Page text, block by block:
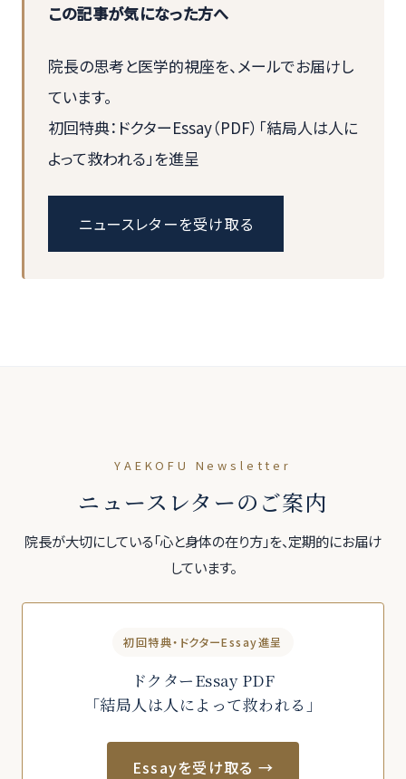
この記事が気になった方へ
院長の思考と医学的視座を、メールでお届けし
ています。
初回特典：ドクターEssay（PDF）「結局人は人に
よって救われる」を進呈
ニュースレターを受け取る
YAEKOFU Newsletter
ニュースレターのご案内
院長が大切にしている「心と身体の在り方」を、定期的にお届け
しています。
初回特典・ドクターEssay進呈
ドクターEssay PDF
「結局人は人によって救われる」
Essayを受け取る →